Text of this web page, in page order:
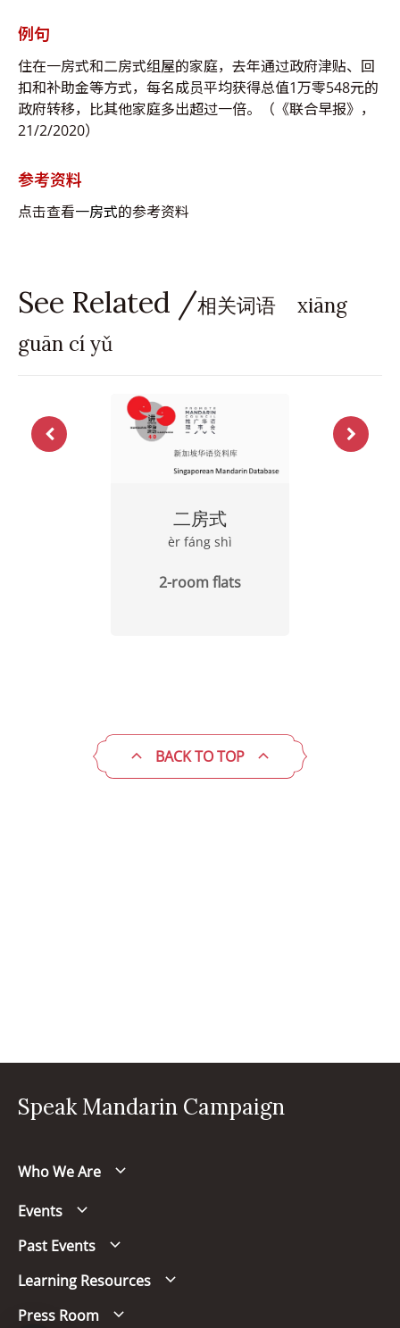
例句
住在一房式和二房式组屋的家庭，去年通过政府津贴、回
扣和补助金等方式，每名成员平均获得总值1万零548元的
政府转移，比其他家庭多出超过一倍。（《联合早报》，
21/2/2020）
参考资料
点击查看一房式的参考资料
See Related /相关词语 xiāng
guān cí yǔ
二房式
èr fáng shì
2-room flats
BACK TO TOP
Speak Mandarin Campaign
Who We Are
Events
Past Events
Learning Resources
Press Room